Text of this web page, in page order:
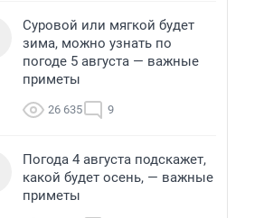
Суровой или мягкой будет
зима, можно узнать по
погоде 5 августа — важные
приметы
26 635 9
Погода 4 августа подскажет,
какой будет осень, — важные
приметы